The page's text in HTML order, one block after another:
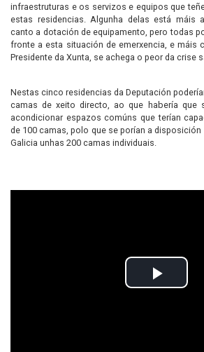
infraestruturas e os servizos e equipos que
estas residencias. Algunha delas está máis
canto a dotación de equipamento, pero todas
fronte a esta situación de emerxencia, e máis
Presidente da Xunta, se achega o peor da crise
Nestas cinco residencias da Deputación
camas de xeito directo, ao que habería que
acondicionar espazos comúns que terían
de 100 camas, polo que se porían a
Galicia unhas 200 camas individuais.
Play